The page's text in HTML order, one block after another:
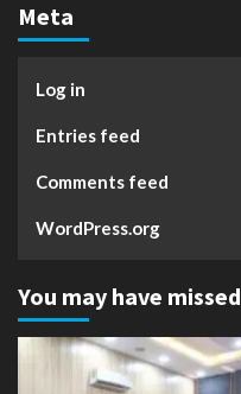
Meta
Log in
Entries feed
Comments feed
WordPress.org
You may have missed